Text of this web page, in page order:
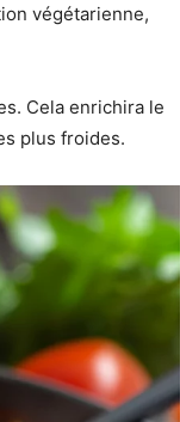
végétarienne,
Cela enrichira le
plus froides.